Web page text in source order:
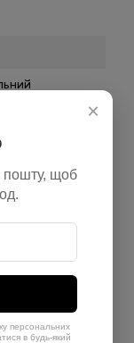
×
пошту, щоб
персональних
в будь-який